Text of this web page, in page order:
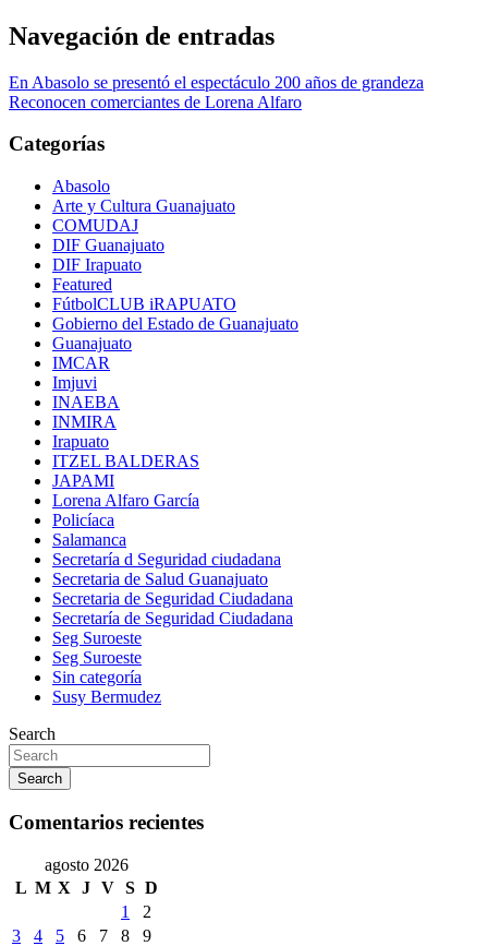
Navegación de entradas
En Abasolo se presentó el espectáculo 200 años de grandeza
Reconocen comerciantes de Lorena Alfaro
Categorías
Abasolo
Arte y Cultura Guanajuato
COMUDAJ
DIF Guanajuato
DIF Irapuato
Featured
FútbolCLUB iRAPUATO
Gobierno del Estado de Guanajuato
Guanajuato
IMCAR
Imjuvi
INAEBA
INMIRA
Irapuato
ITZEL BALDERAS
JAPAMI
Lorena Alfaro García
Policíaca
Salamanca
Secretaría d Seguridad ciudadana
Secretaria de Salud Guanajuato
Secretaria de Seguridad Ciudadana
Secretaría de Seguridad Ciudadana
Seg Suroeste
Seg Suroeste
Sin categoría
Susy Bermudez
Search
Search
Comentarios recientes
agosto 2026
L M X J V S D
1
2
3
4 5 6 7 8
9